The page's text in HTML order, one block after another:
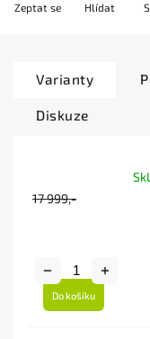
Zeptat se Hlídat
Varianty
Diskuze
17 999,-
Do košíku